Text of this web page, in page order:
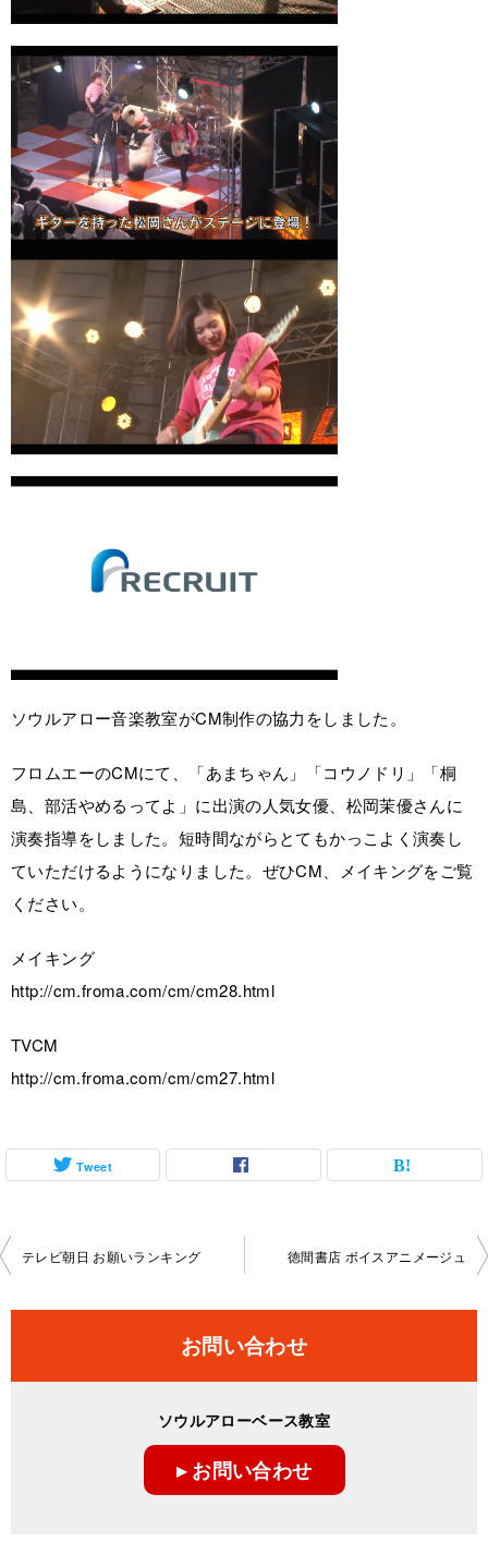
ソウルアロー音楽教室がCM制作の協力をしました。
フロムエーのCMにて、「あまちゃん」「コウノドリ」「桐
島、部活やめるってよ」に出演の人気女優、松岡茉優さんに
演奏指導をしました。短時間ながらとてもかっこよく演奏し
ていただけるようになりました。ぜひCM、メイキングをご覧
ください。
メイキング
http://cm.froma.com/cm/cm28.html
TVCM
http://cm.froma.com/cm/cm27.html
Tweet
投
ビ
テレビ朝日 お願いランキング 徳間書店 ボイスアニメージュ
お問い合わせ
ソウルアローベース教室
▸ お問い合わせ